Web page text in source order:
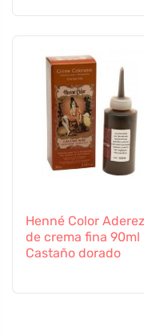
Henné Color
de crema fina 90ml
Castaño dorado